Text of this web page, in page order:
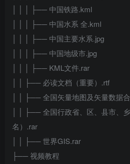
│ │ │ ├── 中国铁路.kml
│ │ │ ├── 中国水系 全.kml
│ │ │ ├── 中国主要水系.jpg
│ │ │ ├── 中国地级市.jpg
│ │ │ ├── KML文件.rar
│ │ ├── 必读文档（重要）.rtf
│ │ ├── 全国矢量地图及矢量数据
│ │ ├── 全国行政省、区、县市、
名）.rar
│ │ ├── 世界GIS.rar
├── 视频教程